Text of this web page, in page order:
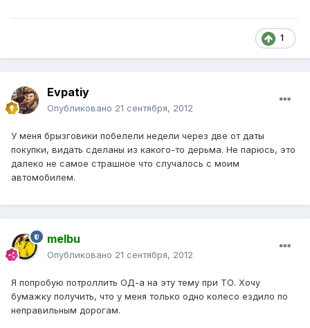
1
Evpatiy
Опубликовано 21 сентября, 2012
У меня брызговики побелели недели через две от даты
покупки, видать сделаны из какого-то дерьма. Не парюсь, это
далеко не самое страшное что случалось с моим
автомобилем.
melbu
Опубликовано 21 сентября, 2012
Я попробую потроллить ОД-а на эту тему при ТО. Хочу
бумажку получить, что у меня только одно колесо ездило по
неправильным дорогам.